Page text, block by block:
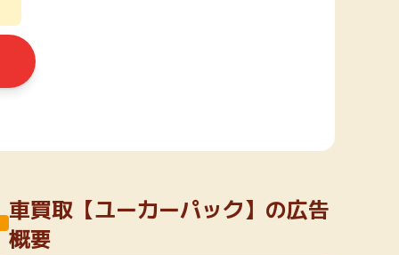
車買取【ユーカーパック】の広告
概要